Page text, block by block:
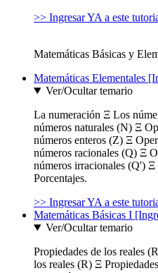
>> Ingresar YA a este
Matemáticas Básicas y
Matemáticas Elementales
Ver/Ocultar temario
La numeración Ξ Los
números naturales (N) Ξ
números enteros (Z) Ξ
números racionales (Q) Ξ
números irracionales (Q')
Porcentajes.
>> Ingresar YA a este
Matemáticas Básicas I
Ver/Ocultar temario
Propiedades de los reales
los reales (R) Ξ